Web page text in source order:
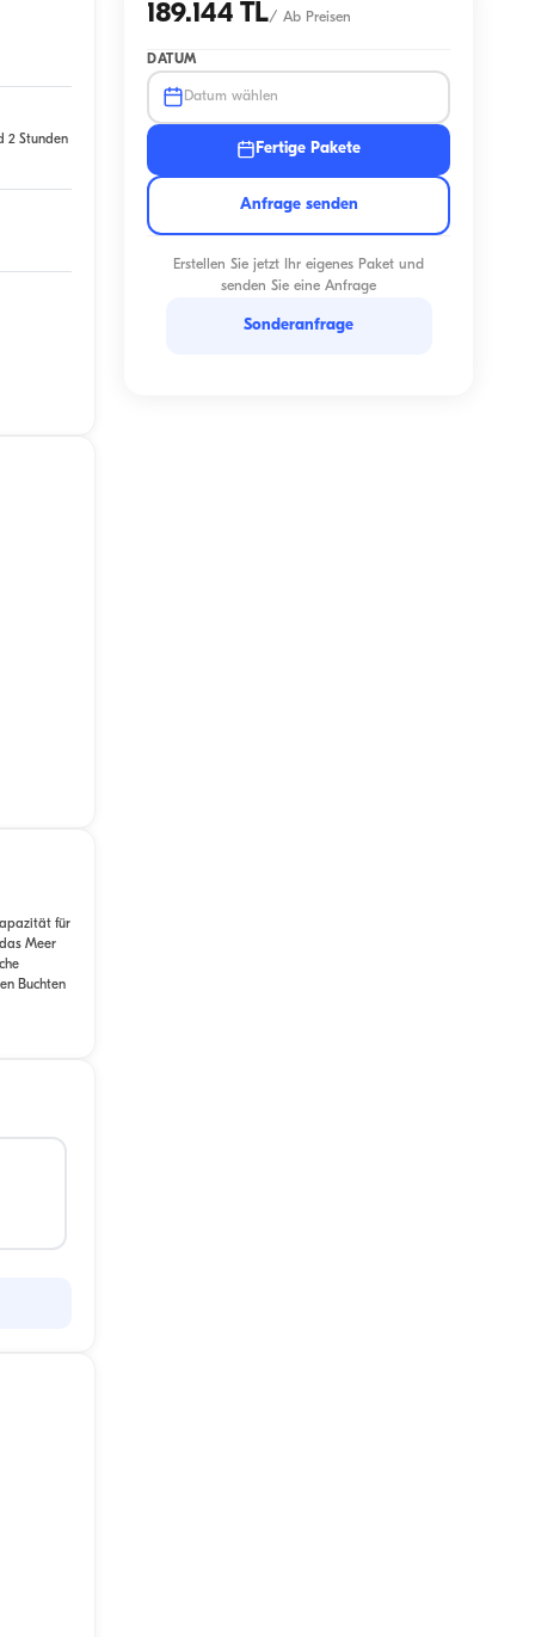
2 Stunden
für
Meer
Buchten
189.144 TL/ Ab Preisen
DATUM
Datum wählen
Fertige Pakete
Anfrage senden
Erstellen Sie jetzt Ihr eigenes Paket und
senden Sie eine Anfrage
Sonderanfrage